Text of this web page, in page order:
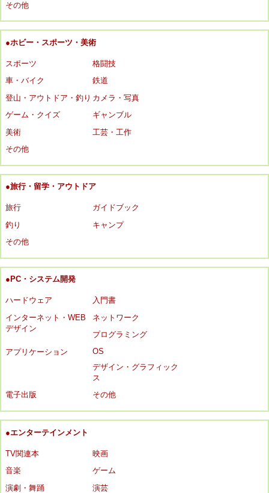
その他
●ホビー・スポーツ・美術
スポーツ
格闘技
車・バイク
鉄道
登山・アウトドア・釣り カメラ・写真
ゲーム・クイズ
ギャンブル
美術
工芸・工作
その他
●旅行・留学・アウトドア
旅行
ガイドブック
釣り
キャンプ
その他
●PC・システム開発
ハードウェア
入門書
インターネット・WEB
デザイン
ネットワーク
プログラミング
アプリケーション
OS
デザイン・グラフィック
ス
電子出版
その他
●エンターテインメント
TV関連本
映画
音楽
ゲーム
演劇・舞踊
演芸